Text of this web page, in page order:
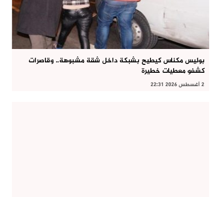
بوليس مكناس كيطيح بشبكة داخل شقة مشبوهة.. وقاصرات
كشفو معطيات خطيرة
2 أغسطس 2026 22:31